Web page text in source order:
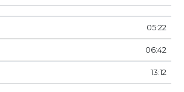
05:22
06:42
13:12